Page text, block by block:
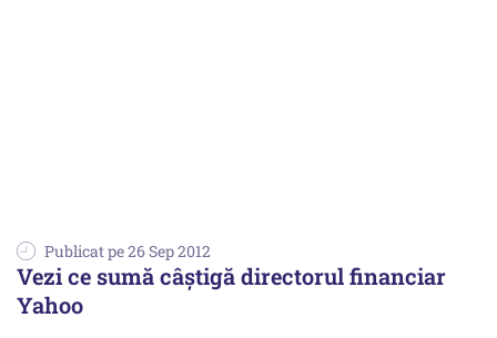
Publicat pe 26 Sep 2012
Vezi ce sumă câștigă directorul financiar
Yahoo